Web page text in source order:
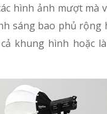
hình ảnh mượt mà
sáng bao phủ rộng
khung hình hoặc